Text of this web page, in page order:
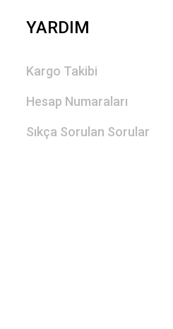
YARDIM
Kargo Takibi
Hesap Numaraları
Sıkça Sorulan Sorular